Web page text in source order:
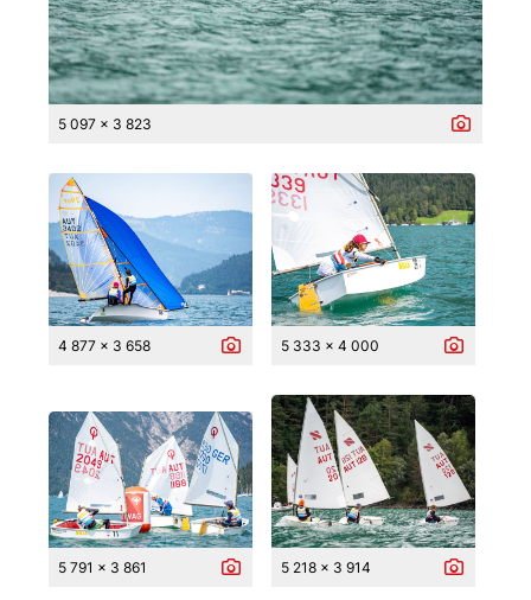
5 097 x 3 823
4 877 x 3 658 5 333 x 4 000
5 791 x 3 861 5 218 x 3 914